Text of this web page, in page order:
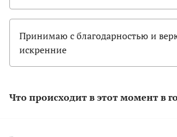
Принимаю с благодарностью и
искренние
Что происходит в этот момент в